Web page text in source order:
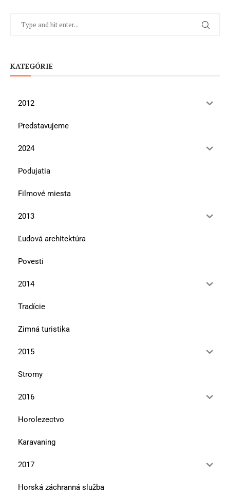
KATEGÓRIE
2012
Predstavujeme
2024
Podujatia
Filmové miesta
2013
Ľudová architektúra
Povesti
2014
Tradície
Zimná turistika
2015
Stromy
2016
Horolezectvo
Karavaning
2017
Horská záchranná služba